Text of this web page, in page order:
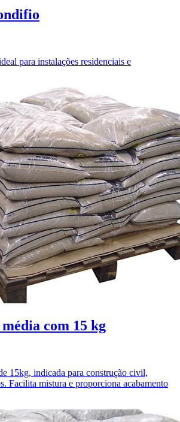
para instalações residenciais e
com 15 kg
15kg, indicada para construção civil,
Facilita mistura e proporciona acabamento